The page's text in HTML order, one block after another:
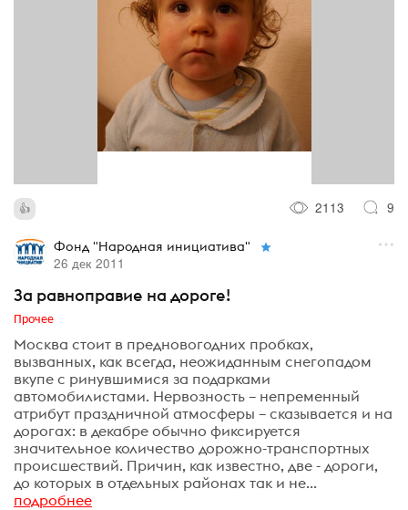
2113 9
Фонд "Народная инициатива"
26 дек 2011
За равноправие на дороге!
Прочее
Москва стоит в предновогодних пробках,
вызванных, как всегда, неожиданным снегопадом
вкупе с ринувшимися за подарками
автомобилистами. Нервозность – непременный
атрибут праздничной атмосферы – сказывается и на
дорогах: в декабре обычно фиксируется
значительное количество дорожно-транспортных
происшествий. Причин, как известно, две - дороги,
до которых в отдельных районах так и не...
подробнее